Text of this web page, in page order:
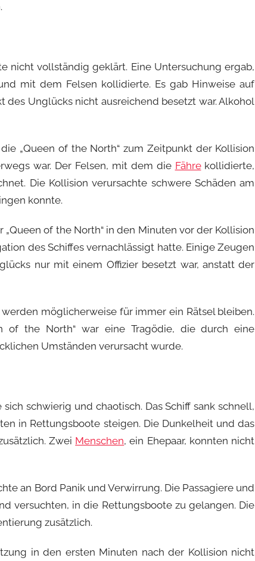
nicht vollständig geklärt. Eine Untersuchung ergab,
mit dem Felsen kollidierte. Es gab Hinweise auf
des Unglücks nicht ausreichend besetzt war. Alkohol
„Queen of the North“ zum Zeitpunkt der Kollision
war. Der Felsen, mit dem die Fährekollidierte,
Die Kollision verursachte schwere Schäden am
konnte.
of the North“ in den Minuten vor der Kollision
des Schiffes vernachlässigt hatte. Einige Zeugen
nur mit einem Offizier besetzt war, anstatt der
möglicherweise für immer ein Rätsel bleiben.
of the North“ war eine Tragödie, die durch eine
Umständen verursacht wurde.
schwierig und chaotisch. Das Schiff sank schnell,
in Rettungsboote steigen. Die Dunkelheit und das
Zwei Menschen, ein Ehepaar, konnten nicht
an Bord Panik und Verwirrung. Die Passagiere und
versuchten, in die Rettungsboote zu gelangen. Die
zusätzlich.
in den ersten Minuten nach der Kollision nicht